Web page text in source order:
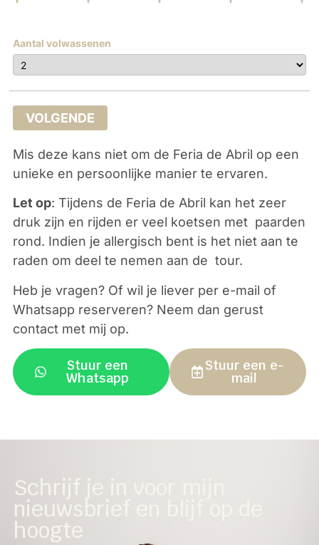
Aantal volwassenen
VOLGENDE
Mis deze kans niet om de Feria de Abril op een
unieke en persoonlijke manier te ervaren.
Let op: Tijdens de Feria de Abril kan het zeer
druk zijn en rijden er veel koetsen met paarden
rond. Indien je allergisch bent is het niet aan te
raden om deel te nemen aan de tour.
Heb je vragen? Of wil je liever per e-mail of
Whatsapp reserveren? Neem dan gerust
contact met mij op.
Stuur een
Whatsapp
Stuur een e-
mail
Schrijf je in voor mijn
nieuwsbrief en blijf op de
hoogte